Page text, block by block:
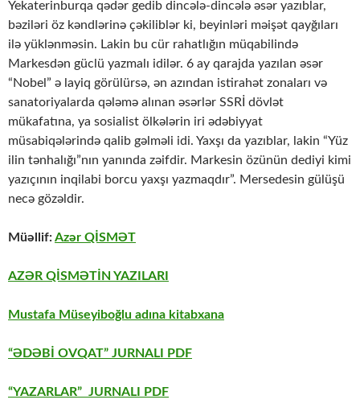
Yekaterinburqa qədər gedib dincələ-dincələ əsər yazıblar,
bəziləri öz kəndlərinə çəkiliblər ki, beyinləri məişət qayğıları
ilə yüklənməsin. Lakin bu cür rahatlığın müqabilində
Markesdən güclü yazmalı idilər. 6 ay qarajda yazılan əsər
“Nobel” ə layiq görülürsə, ən azından istirahət zonaları və
sanatoriyalarda qələmə alınan əsərlər SSRİ dövlət
mükafatına, ya sosialist ölkələrin iri ədəbiyyat
müsabiqələrində qalib gəlməli idi. Yaxşı da yazıblar, lakin “Yüz
ilin tənhalığı”nın yanında zəifdir. Markesin özünün dediyi kimi
yazıçının inqilabi borcu yaxşı yazmaqdır”. Mersedesin gülüşü
necə gözəldir.
Müəllif:Azər QİSMƏT
AZƏR QİSMƏTİN YAZILARI
Mustafa Müseyiboğlu adına kitabxana
“ƏDƏBİ OVQAT” JURNALI PDF
“YAZARLAR” JURNALI PDF